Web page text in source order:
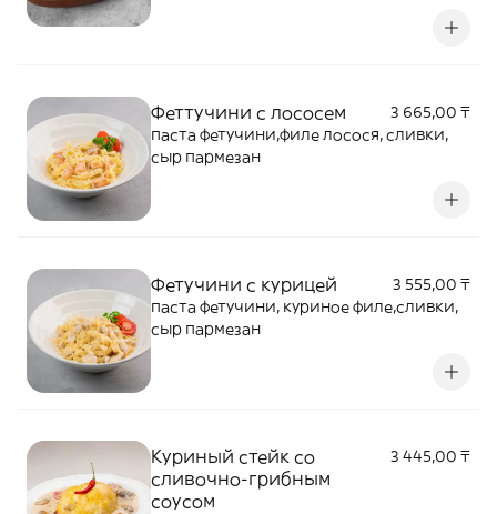
Феттучини с лососем
3 665,00 ₸
паста фетучини,филе лосося, сливки,
сыр пармезан
Фетучини с курицей
3 555,00 ₸
паста фетучини, куриное филе,сливки,
сыр пармезан
Куриный стейк со
сливочно-грибным
соусом
3 445,00 ₸